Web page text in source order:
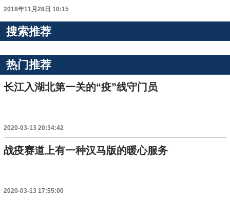
2018年11月28日 10:15
搜索推荐
热门推荐
长江入湖北第一关的“疫”线守门员
2020-03-13 20:34:42
战疫赛道上有一种汉马版的暖心服务
2020-03-13 17:55:00